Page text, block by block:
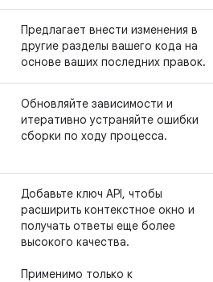
Предлагает внести изменения в
другие разделы вашего кода на
основе ваших последних правок.
Обновляйте зависимости и
итеративно устраняйте ошибки
сборки по ходу процесса.
Добавьте ключ API, чтобы
расширить контекстное окно и
получать ответы еще более
высокого качества.
Применимо только к